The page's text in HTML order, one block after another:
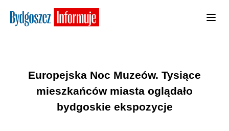
Europejska Noc Muzeów. Tysiące
mieszkańców miasta oglądało
bydgoskie ekspozycje